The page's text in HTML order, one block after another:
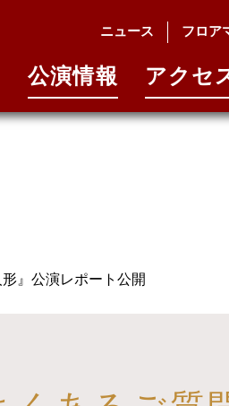
ニュース フロア
公演情報 アクセ
』公演レポート公開